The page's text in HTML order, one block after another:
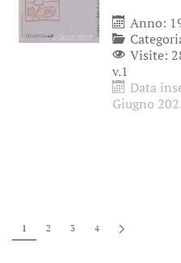
Anno:
Visite:
v.1
Data
Giugno
1 2 3 4